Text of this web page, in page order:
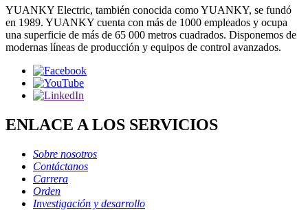
YUANKY Electric, también conocida como YUANKY, se fundó
en 1989. YUANKY cuenta con más de 1000 empleados y ocupa
una superficie de más de 65 000 metros cuadrados. Disponemos de
modernas líneas de producción y equipos de control avanzados.
ENLACE A LOS SERVICIOS
Sobre nosotros
Contáctanos
Carrera
Orden
Investigación y desarrollo